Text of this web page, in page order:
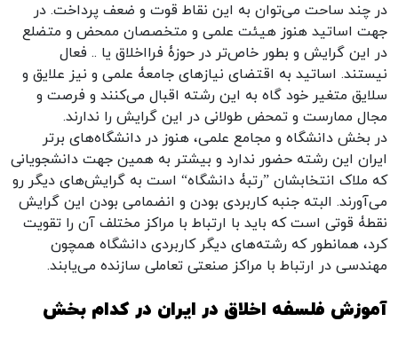
در چند ساحت می‌توان به این نقاط قوت و ضعف پرداخت. در
جهت اساتید هنوز هیئت علمی و متخصصان ممحض و متضلع
در این گرایش و بطور خاص‌تر در حوزۀ فرااخلاق یا .. فعال
نیستند. اساتید به اقتضای نیازهای جامعۀ علمی و نیز علایق و
سلایق متغیر خود گاه به این رشته اقبال می‌کنند و فرصت و
مجال ممارست و تمحض طولانی در این گرایش را ندارند.
در بخش دانشگاه و مجامع علمی، هنوز در دانشگاه‌های برتر
ایران این رشته حضور ندارد و بیشتر به همین جهت دانشجویانی
که ملاک انتخابشان ”رتبۀ دانشگاه“ است به گرایش‌های دیگر رو
می‌آورند. البته جنبه کاربردی بودن و انضمامی بودن این گرایش
نقطۀ قوتی است که باید با ارتباط با مراکز مختلف آن را تقویت
کرد، همانطور که رشته‌های دیگر کاربردی دانشگاه همچون
مهندسی در ارتباط با مراکز صنعتی تعاملی سازنده می‌یابند.
آموزش فلسفه اخلاق در ایران در کدام بخش